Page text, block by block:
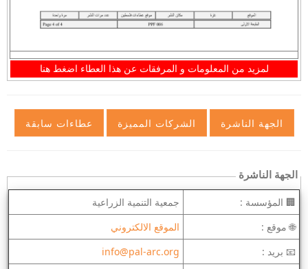
لمزيد من المعلومات و المرفقات عن هذا العطاء اضغط هنا
الجهة الناشرة
🏢 المؤسسة :
جمعية التنمية الزراعية
🌐 موقع :
الموقع الالكتروني
📧 بريد :
info@pal-arc.org